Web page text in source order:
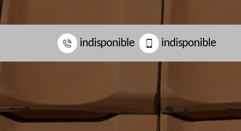
indisponible indisponible